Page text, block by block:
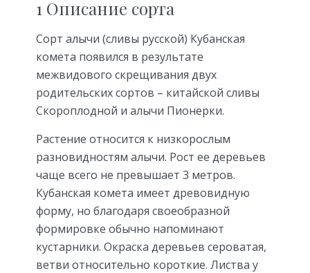
1 Описание сорта
Сорт алычи (сливы русской) Кубанская
комета появился в результате
межвидового скрещивания двух
родительских сортов – китайской сливы
Скороплодной и алычи Пионерки.
Растение относится к низкорослым
разновидностям алычи. Рост ее деревьев
чаще всего не превышает 3 метров.
Кубанская комета имеет древовидную
форму, но благодаря своеобразной
формировке обычно напоминают
кустарники. Окраска деревьев сероватая,
ветви относительно короткие. Листва у